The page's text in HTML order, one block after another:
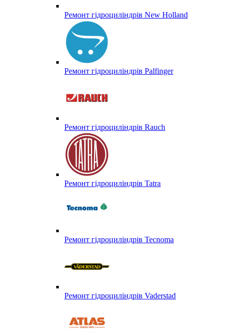
Ремонт гідроциліндрів New Holland
Ремонт гідроциліндрів Palfinger
Ремонт гідроциліндрів Rauch
Ремонт гідроциліндрів Tatra
Ремонт гідроциліндрів Tecnoma
Ремонт гідроциліндрів Vaderstad